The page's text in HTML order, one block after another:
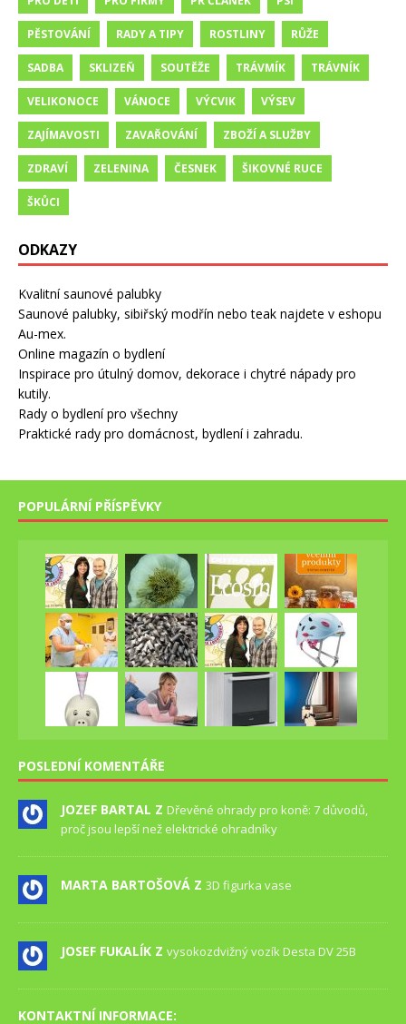
PĚSTOVÁNÍ RADY A TIPY ROSTLINY RŮŽE
SADBA SKLIZEŇ SOUTĚŽE TRÁVMÍK TRÁVNÍK
VELIKONOCE VÁNOCE VÝCVIK VÝSEV
ZAJÍMAVOSTI ZAVAŘOVÁNÍ ZBOŽÍ A SLUŽBY
ZDRAVÍ ZELENINA ČESNEK ŠIKOVNÉ RUCE
ŠKŮCI
ODKAZY
Kvalitní saunové palubky
Saunové palubky, sibiřský modřín nebo teak najdete v eshopu
Au-mex.
Online magazín o bydlení
Inspirace pro útulný domov, dekorace i chytré nápady pro
kutily.
Rady o bydlení pro všechny
Praktické rady pro domácnost, bydlení i zahradu.
POPULÁRNÍ PŘÍSPĚVKY
POSLEDNÍ KOMENTÁŘE
JOZEF BARTAL Z Dřevěné ohrady pro koně: 7 důvodů,
proč jsou lepší než elektrické ohradníky
MARTA BARTOŠOVÁ Z 3D figurka vase
JOSEF FUKALÍK Z vysokozdvižný vozík Desta DV 25B
KONTAKTNÍ INFORMACE: